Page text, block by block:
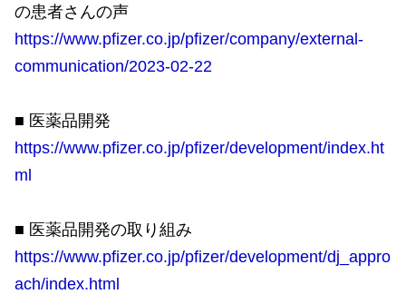
の患者さんの声
https://www.pfizer.co.jp/pfizer/company/external-
communication/2023-02-22
■ 医薬品開発
https://www.pfizer.co.jp/pfizer/development/index.ht
ml
■ 医薬品開発の取り組み
https://www.pfizer.co.jp/pfizer/development/dj_appro
ach/index.html